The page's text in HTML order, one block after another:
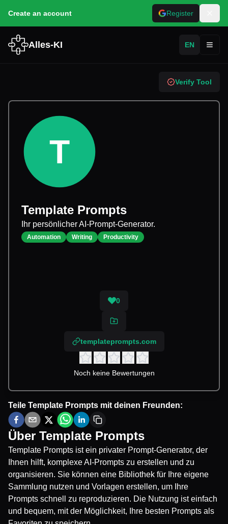
Create an account Register
Alles-KI EN
Verify Tool
T
Template Prompts
Ihr persönlicher AI-Prompt-Generator.
Automation Writing Productivity
0
templateprompts.com
Noch keine Bewertungen
Teile Template Prompts mit deinen Freunden:
Über Template Prompts
Template Prompts ist ein privater Prompt-Generator, der
Ihnen hilft, komplexe AI-Prompts zu erstellen und zu
organisieren. Sie können eine Bibliothek für Ihre eigene
Sammlung nutzen und Vorlagen erstellen, um Ihre
Prompts schnell zu reproduzieren. Die Nutzung ist einfach
und bequem, mit der Möglichkeit, Ihre besten Prompts als